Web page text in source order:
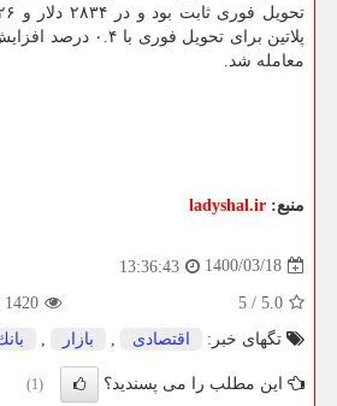
معامله شد.
منبع: ladyshal.ir
1400/03/18
13:36:43
5.0
/
5
1420
تگهای خبر:
اقتصادی , بازار ,
این مطلب را می پسندید؟ (1)